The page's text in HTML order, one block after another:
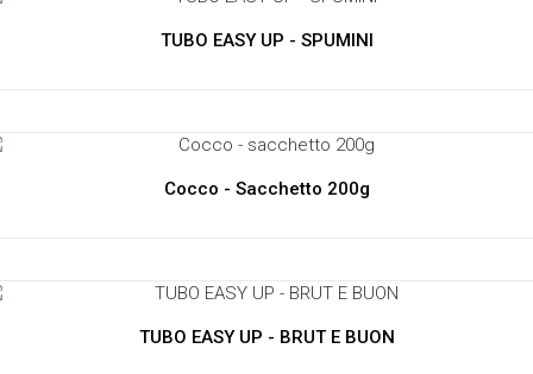
TUBO EASY UP - SPUMINI
Cocco - Sacchetto 200g
TUBO EASY UP - BRUT E BUON